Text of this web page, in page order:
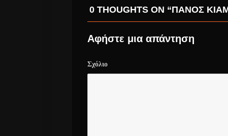
0 THOUGHTS ON “ΠΆΝΟΣ
Αφήστε μια απάντηση
Σχόλιο